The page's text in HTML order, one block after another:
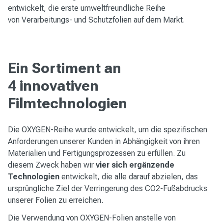
entwickelt, die erste umweltfreundliche Reihe
von Verarbeitungs- und Schutzfolien auf dem Markt.
Ein Sortiment an
4 innovativen
Filmtechnologien
Die OXYGEN-Reihe wurde entwickelt, um die spezifischen
Anforderungen unserer Kunden in Abhängigkeit von ihren
Materialien und Fertigungsprozessen zu erfüllen. Zu
diesem Zweck haben wir vier sich ergänzende
Technologien entwickelt, die alle darauf abzielen, das
ursprüngliche Ziel der Verringerung des CO2-Fußabdrucks
unserer Folien zu erreichen.
Die Verwendung von OXYGEN-Folien anstelle von